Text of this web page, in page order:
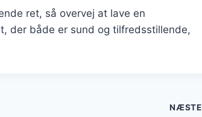
ret, så overvej at lave en
der både er sund og tilfredsstillende,
NÆSTE